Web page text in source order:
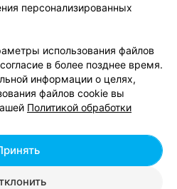
СПОРТИВНОЙ ОДЕЖДЫ И ОБУВИ
до 22:00
персонализированных
использования файлов
в более позднее время.
информации о целях,
файлов cookie вы
Политикой обработки